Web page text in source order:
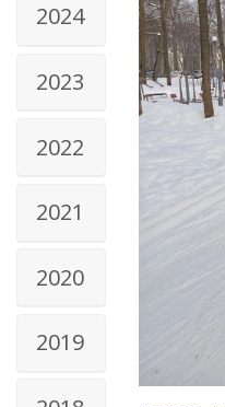
2024
2023
2022
2021
2020
2019